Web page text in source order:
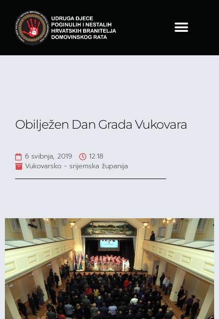
Obilježen Dan Grada Vukovara
6 svibnja, 2019
12:18
Vukovarsko - srijemska županija